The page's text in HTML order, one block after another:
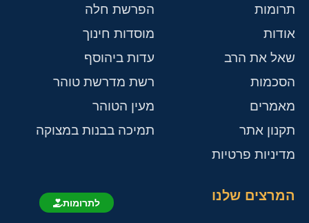
תרומות
אודות
שאל את הרב
הסכמות
מאמרים
תקנון אתר
מדיניות פרטיות
הפרשת חלה
מוסדות חינוך
עדות ביהוסף
רשת מדרשת טוהר
מעין הטוהר
תמיכה בבנות במצוקה
המרצים שלנו לתרומות